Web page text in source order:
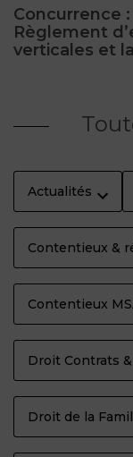
Concurrence
Règlement
verticales et
Actualités
Contentieux &
Contentieux
Droit Contrats
Droit de la